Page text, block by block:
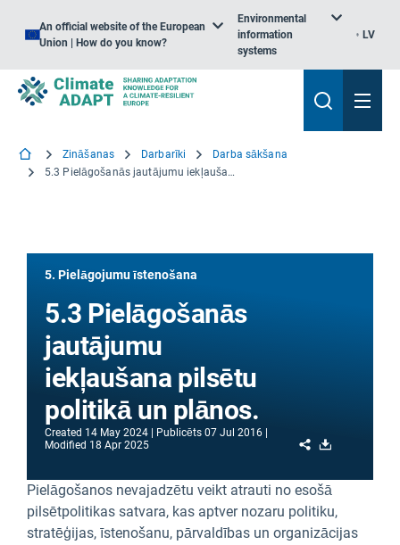
An official website of the European
Union | How do you know?
Environmental
information
systems
LV
Zināšanas Darbarīki
Darba sākšana
5.3 Pielāgošanās jautājumu iekļaušana pilsētu politikā un plānos.
5. Pielāgojumu īstenošana
5.3 Pielāgošanās
jautājumu
iekļaušana pilsētu
politikā un plānos.
Created 14 May 2024 Publicēts 07 Jul 2016
Modified 18 Apr 2025 Share
Pielāgošanos nevajadzētu veikt atrauti no esošā
pilsētpolitikas satvara, kas aptver nozaru politiku,
stratēģijas, īstenošanu, pārvaldības un organizācijas